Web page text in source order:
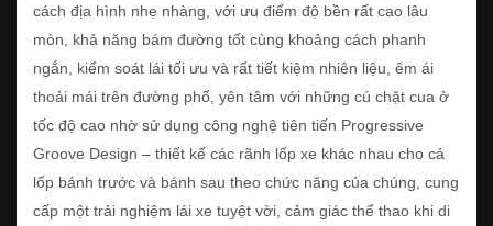
cách địa hình nhẹ nhàng, với ưu điểm độ bền rất cao lâu
mòn, khả năng bám đường tốt cùng khoảng cách phanh
ngắn, kiểm soát lái tối ưu và rất tiết kiệm nhiên liệu, êm ái
thoải mái trên đường phố, yên tâm với những cú chặt cua ở
tốc độ cao nhờ sử dụng công nghệ tiên tiến Progressive
Groove Design – thiết kế các rãnh lốp xe khác nhau cho cả
lốp bánh trước và bánh sau theo chức năng của chúng, cung
cấp một trải nghiệm lái xe tuyệt vời, cảm giác thể thao khi di